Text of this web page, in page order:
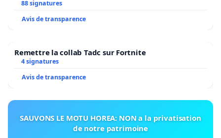
88 signatures
Avis de transparence
Remettre la collab Tadc sur Fortnite
4 signatures
Avis de transparence
SAUVONS LE MOTU HOREA: NON a la privatisation
de notre patrimoine